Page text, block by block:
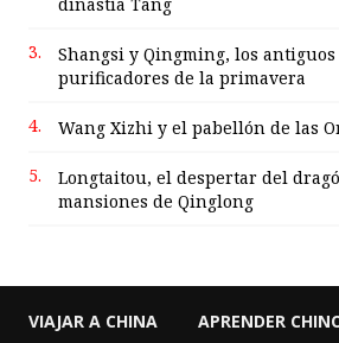
3.
Shangsi y Qingming, los
purificadores de la primavera
4. Wang Xizhi y el pabellón de las
5.
Longtaitou, el despertar del
mansiones de Qinglong
VIAJAR A CHINA
APRENDER